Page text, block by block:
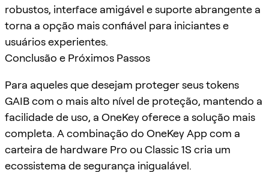
robustos, interface amigável e suporte abrangente a
torna a opção mais confiável para iniciantes e
usuários experientes.
Conclusão e Próximos Passos
Para aqueles que desejam proteger seus tokens
GAIB com o mais alto nível de proteção, mantendo a
facilidade de uso, a OneKey oferece a solução mais
completa. A combinação do OneKey App com a
carteira de hardware Pro ou Classic 1S cria um
ecossistema de segurança inigualável.